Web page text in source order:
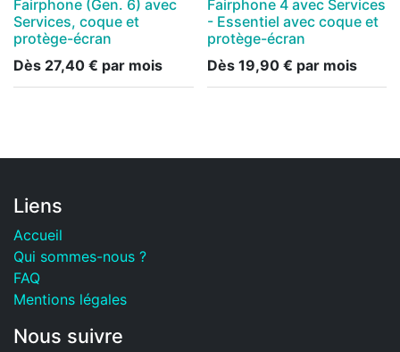
Fairphone (Gen. 6) avec
Services, coque et
protège-écran
Dès 27,40 € par mois
Fairphone 4 avec Services
- Essentiel avec coque et
protège-écran
Dès 19,90€ par mois
Liens
Accueil
Qui sommes-nous ?
FAQ
Mentions légales
Nous suivre